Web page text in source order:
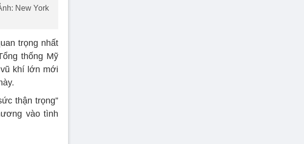
New York
trọng nhất
thống Mỹ
khí lớn mới
thận trọng”
vào tình